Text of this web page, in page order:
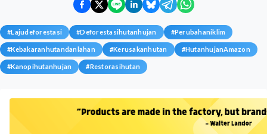
#Lajudeforestasi #Deforestasihutanhujan #Perubahaniklim
#Kebakaranhutandanlahan #Kerusakanhutan #HutanhujanAmazon
#Kanopihutanhujan #Restorasihutan